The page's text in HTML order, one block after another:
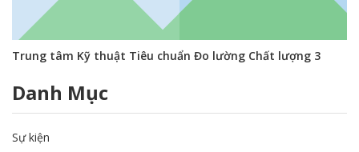
Trung tâm Kỹ thuật Tiêu chuẩn Đo lường Chất lượng 3
Danh Mục
Sự kiện